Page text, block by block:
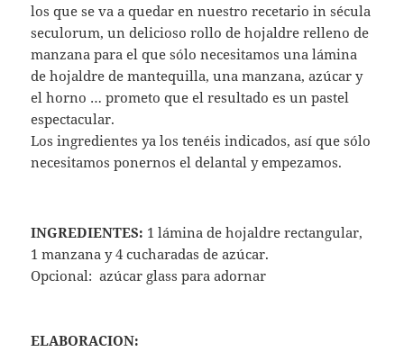
los que se va a quedar en nuestro recetario in sécula
seculorum, un delicioso rollo de hojaldre relleno de
manzana para el que sólo necesitamos una lámina
de hojaldre de mantequilla, una manzana, azúcar y
el horno … prometo que el resultado es un pastel
espectacular.
Los ingredientes ya los tenéis indicados, así que sólo
necesitamos ponernos el delantal y empezamos.
INGREDIENTES: 1 lámina de hojaldre rectangular,
1 manzana y 4 cucharadas de azúcar.
Opcional: azúcar glass para adornar
ELABORACION: